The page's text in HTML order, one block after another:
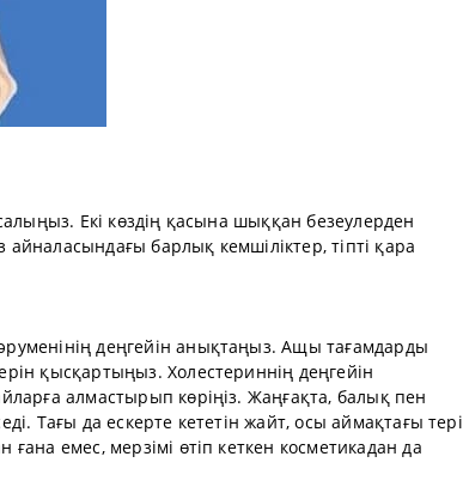
Екі көздің қасына шыққан безеулерден
айналасындағы барлық кемшіліктер, тіпті қара
деңгейін анықтаңыз. Ащы тағамдарды
қысқартыңыз. Холестериннің деңгейін
алмастырып көріңіз. Жаңғақта, балық пен
Тағы да ескерте кететін жайт, осы аймақтағы тері
емес, мерзімі өтіп кеткен косметикадан да